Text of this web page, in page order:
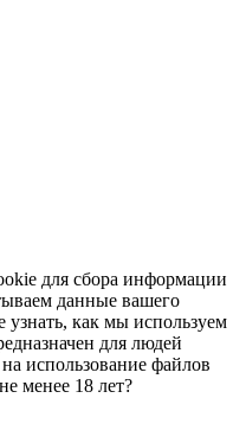
для сбора информации
данные вашего
узнать, как мы используем
для людей
использование файлов
менее 18 лет?